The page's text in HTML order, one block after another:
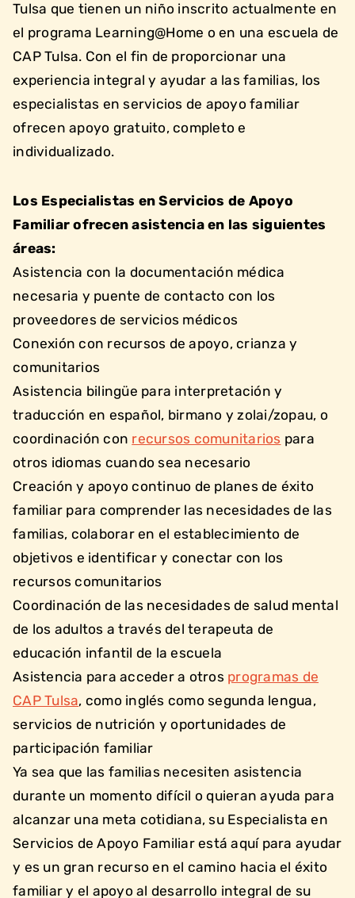
Tulsa que tienen un niño inscrito actualmente en
el programa Learning@Home o en una escuela de
CAP Tulsa. Con el fin de proporcionar una
experiencia integral y ayudar a las familias, los
especialistas en servicios de apoyo familiar
ofrecen apoyo gratuito, completo e
individualizado.
Los Especialistas en Servicios de Apoyo
Familiar ofrecen asistencia en las siguientes
áreas:
Asistencia con la documentación médica
necesaria y puente de contacto con los
proveedores de servicios médicos
Conexión con recursos de apoyo, crianza y
comunitarios
Asistencia bilingüe para interpretación y
traducción en español, birmano y zolai/zopau, o
coordinación con recursos comunitarios para
otros idiomas cuando sea necesario
Creación y apoyo continuo de planes de éxito
familiar para comprender las necesidades de las
familias, colaborar en el establecimiento de
objetivos e identificar y conectar con los
recursos comunitarios
Coordinación de las necesidades de salud mental
de los adultos a través del terapeuta de
educación infantil de la escuela
Asistencia para acceder a otros programas de
CAP Tulsa, como inglés como segunda lengua,
servicios de nutrición y oportunidades de
participación familiar
Ya sea que las familias necesiten asistencia
durante un momento difícil o quieran ayuda para
alcanzar una meta cotidiana, su Especialista en
Servicios de Apoyo Familiar está aquí para ayudar
y es un gran recurso en el camino hacia el éxito
familiar y el apoyo al desarrollo integral de su